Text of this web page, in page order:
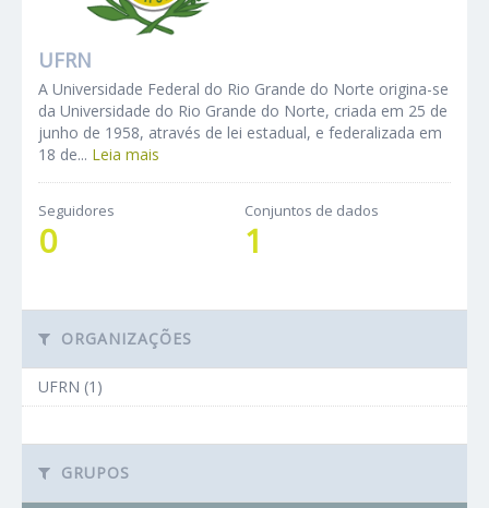
UFRN
A Universidade Federal do Rio Grande do Norte origina-se
da Universidade do Rio Grande do Norte, criada em 25 de
junho de 1958, através de lei estadual, e federalizada em
18 de... Leia mais
Seguidores
0
Conjuntos de dados
1
ORGANIZAÇÕES
UFRN (1)
GRUPOS